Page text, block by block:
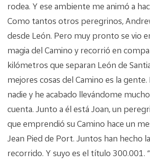
rodea. Y ese ambiente me animó a
Como tantos otros peregrinos,
desde León. Pero muy pronto se vio
magia del Camino y recorrió en
kilómetros que separan León de
mejores cosas del Camino es la gente.
nadie y he acabado llevándome
cuenta. Junto a él está Joan, un
que emprendió su Camino hace un
Jean Pied de Port. Juntos han hecho
recorrido. Y suyo es el título 300.001.